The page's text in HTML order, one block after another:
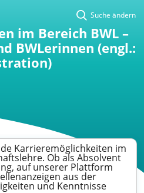
Suche ändern
im Bereich BWL –
BWLerinnen (engl.:
Karrieremöglichkeiten im
Ob als Absolvent
auf unserer Plattform
aus der
und Kenntnisse